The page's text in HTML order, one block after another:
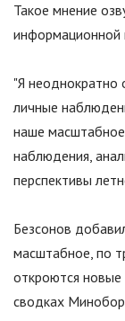
Такое мнение
информационной
"Я неоднократно
личные
наше масштабное
наблюдения,
перспективы
Безсонов
масштабное, по
откроются новые
сводках